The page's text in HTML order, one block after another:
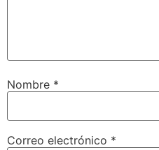
Nombre *
Correo electrónico *